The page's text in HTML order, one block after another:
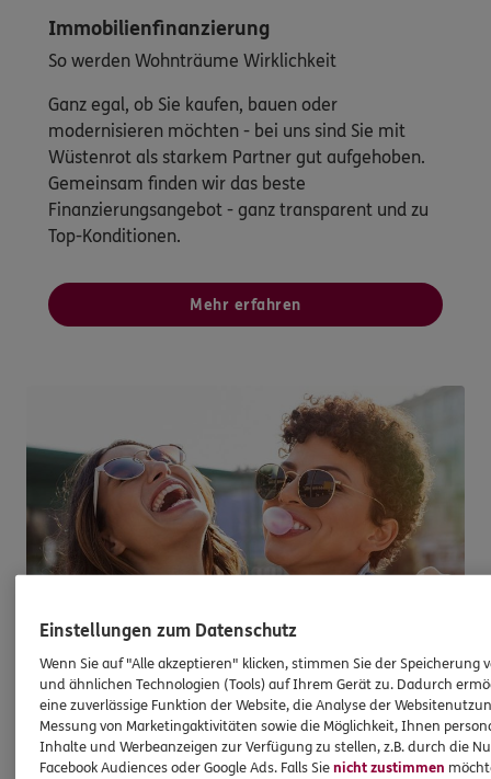
Immobilienfinanzierung
So werden Wohnträume Wirklichkeit
Ganz egal, ob Sie kaufen, bauen oder
modernisieren möchten - bei uns sind Sie mit
Wüstenrot als starkem Partner gut aufgehoben.
Gemeinsam finden wir das beste
Finanzierungsangebot - ganz transparent und zu
Top-Konditionen.
Mehr erfahren
Staatliche Förderung
Altersvorsorge neu gedacht
Einstellungen zum Datenschutz
Wenn Sie auf "Alle akzeptieren" klicken, stimmen Sie der Speicherung
und ähnlichen Technologien (Tools) auf Ihrem Gerät zu. Dadurch
eine zuverlässige Funktion der Website, die Analyse der
Messung von Marketingaktivitäten sowie die Möglichkeit, Ihnen
Inhalte und Werbeanzeigen zur Verfügung zu stellen, z.B. durch die
Facebook Audiences oder Google Ads. Falls Sienicht zustimmen